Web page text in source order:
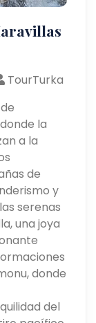
TourTurka
la
a la
de
y
serenas
una joya
donde
del